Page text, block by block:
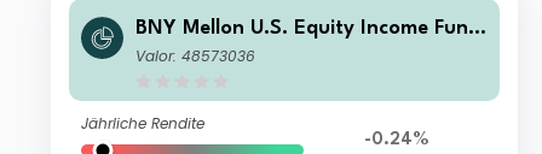
BNY Mellon U.S. Equity Income Fund
USD B Inc
Valor: 48573036
Jährliche Rendite
-0.24%